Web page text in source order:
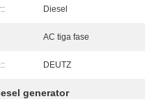
Diesel
AC tiga fase
DEUTZ
generator